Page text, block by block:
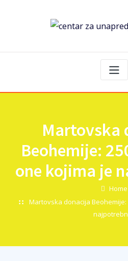
Martovska
Beohemije:
one kojima je
Home
Martovska donacija